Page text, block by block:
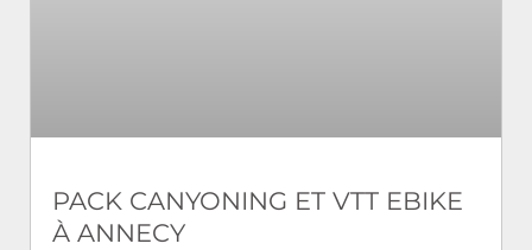
PACK CANYONING ET VTT EBIKE
À ANNECY